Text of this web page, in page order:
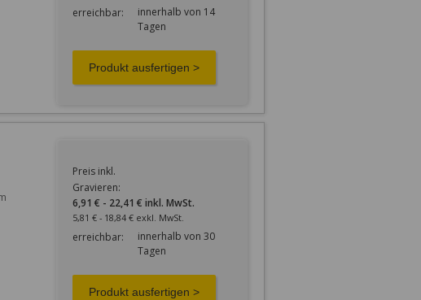
erreichbar:
innerhalb von 14
Tagen
Preis inkl.
Gravieren:
6,91 € - 22,41 € inkl. MwSt.
5,81 € - 18,84 € exkl. MwSt.
erreichbar:
innerhalb von 30
Tagen